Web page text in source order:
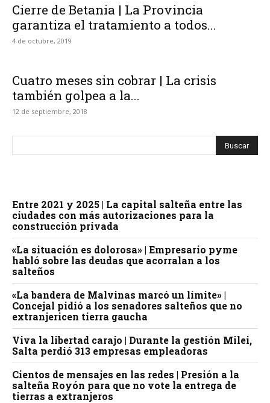
Cierre de Betania | La Provincia
garantiza el tratamiento a todos...
4 de octubre, 2019
Cuatro meses sin cobrar | La crisis
también golpea a la...
12 de septiembre, 2018
Entre 2021 y 2025 | La capital salteña entre las
ciudades con más autorizaciones para la
construcción privada
«La situación es dolorosa» | Empresario pyme
habló sobre las deudas que acorralan a los
salteños
«La bandera de Malvinas marcó un límite» |
Concejal pidió a los senadores salteños que no
extranjericen tierra gaucha
Viva la libertad carajo | Durante la gestión Milei,
Salta perdió 313 empresas empleadoras
Cientos de mensajes en las redes | Presión a la
salteña Royón para que no vote la entrega de
tierras a extranjeros